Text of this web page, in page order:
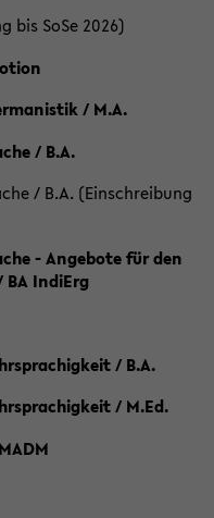
bis SoSe 2026)
/ M.A.
/ B.A.
/ B.A. (Einschreibung
- Angebote für den
IndiErg
/ B.A.
/ M.Ed.